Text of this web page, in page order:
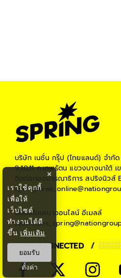
บริษัท เนชั่น กรุ๊ป (ไทยแลนด์) จำกั
9,10,11 ถ.เทพรัตน แขวงบางนาใต้
ติดต่อกองบรรณาธิการ สปริงนิวส์
ติดต่อโฆษณาออนไลน์ อีเมลล์
STAY CONNECTED
×
เราใช้คุกกี้
เพื่อให้
เว็บไซต์
ทำงานได้ดี
ขึ้น เพิ่มเติม
ยอมรับ
ตั้งค่า